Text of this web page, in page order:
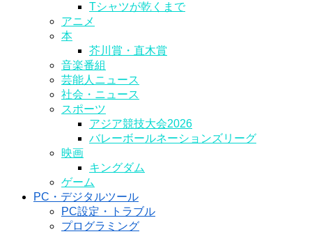
Tシャツが乾くまで
アニメ
本
芥川賞・直木賞
音楽番組
芸能人ニュース
社会・ニュース
スポーツ
アジア競技大会2026
バレーボールネーションズリーグ
映画
キングダム
ゲーム
PC・デジタルツール
PC設定・トラブル
プログラミング